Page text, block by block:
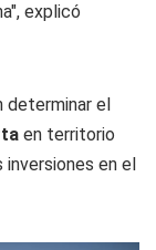
explicó
determinar el
en territorio
en el